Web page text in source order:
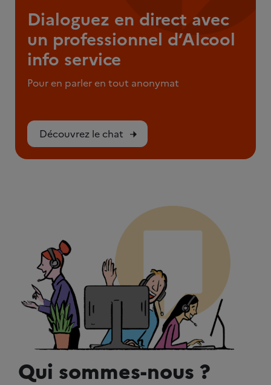
Dialoguez en direct avec
un professionnel d’Alcool
info service
Pour en parler en tout anonymat
Découvrez le chat
Qui sommes-nous ?